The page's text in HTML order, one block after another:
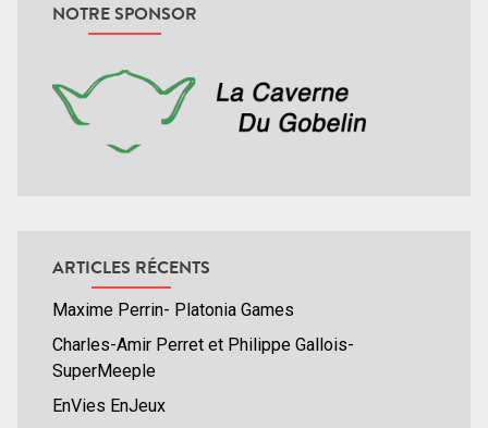
NOTRE SPONSOR
ARTICLES RÉCENTS
Maxime Perrin- Platonia Games
Charles-Amir Perret et Philippe Gallois-
SuperMeeple
EnVies EnJeux